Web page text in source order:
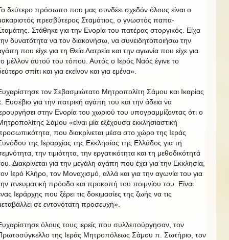
δεύτερο πρόσωπο που μας συνδέει σχεδόν όλους είναι ο
πρεσβύτερος Σταμάτιος, ο γνωστός παπα-
Στάθηκε για την Ενορία του πατέρας στοργικός. Είχα
δυνατότητα να τον διακονήσω, να συνειδητοποιήσω την
που είχε για τη Θεία Λατρεία και την αγωνία που είχε για
μέλλον αυτού του τόπου. Αυτός ο Ιερός Ναός έγινε το
σπίτι και για εκείνον και για εμένα».
τον Σεβασμιώτατο Μητροπολίτη Σάμου και Ικαρίας
Ευσέβιο για την πατρική αγάπη του και την άδεια να
στην Ενορία του χωριού του υπογραμμίζοντας ότι ο
Σάμου «είναι μία εξέχουσα εκκλησιαστική
που διακρίνεται μέσα στο χώρο της Ιεράς
της Ιεραρχίας της Εκκλησίας της Ελλάδος για τη
την τιμιότητα, την εργατικότητα και τη μεθοδικότητά
Διακρίνεται για την μεγάλη αγάπη που έχει για την Εκκλησία,
Ιερό Κλήρο, τον Μοναχισμό, αλλά και για την αγωνία του για
πνευματική πρόοδο και προκοπή του ποιμνίου του. Είναι
Ιεράρχης που ξέρει τις δοκιμασίες της ζωής να τις
σε εντονότατη προσευχή».
όλους τους ιερείς που συλλειτούργησαν, τον
της Ιεράς Μητροπόλεως Σάμου π. Σωτήριο, τον